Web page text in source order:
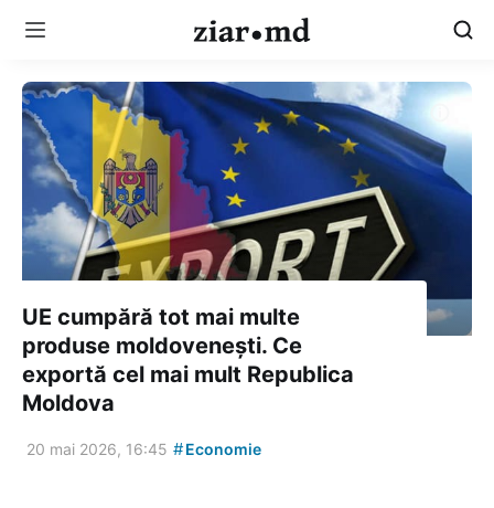
UE cumpără tot mai multe
produse moldovenești. Ce
exportă cel mai mult Republica
Moldova
20 mai 2026, 16:45 #Economie